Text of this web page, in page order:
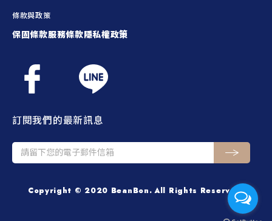
條款與政策
保固條款服務條款隱私權政策
訂閱我們的最新訊息
Copyright © 2020 BeanBon. All Rights Reserved.